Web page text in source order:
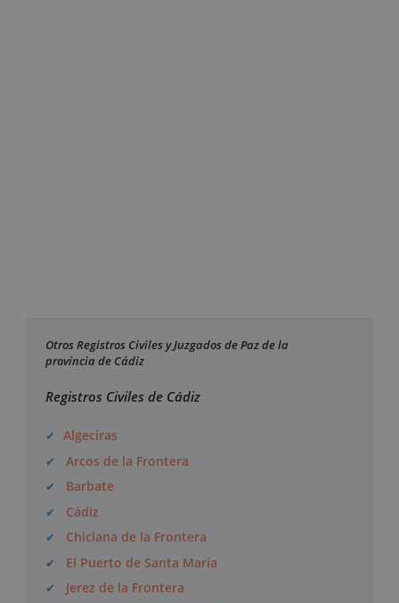
Otros Registros Civiles y Juzgados de Paz de la
provincia de Cádiz
Registros Civiles de Cádiz
Algeciras
Arcos de la Frontera
Barbate
Cádiz
Chiclana de la Frontera
El Puerto de Santa María
Jerez de la Frontera